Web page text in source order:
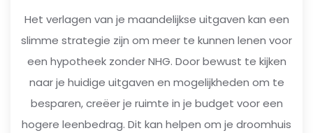
Het verlagen van je maandelijkse uitgaven kan een
slimme strategie zijn om meer te kunnen lenen voor
een hypotheek zonder NHG. Door bewust te kijken
naar je huidige uitgaven en mogelijkheden om te
besparen, creëer je ruimte in je budget voor een
hogere leenbedrag. Dit kan helpen om je droomhuis